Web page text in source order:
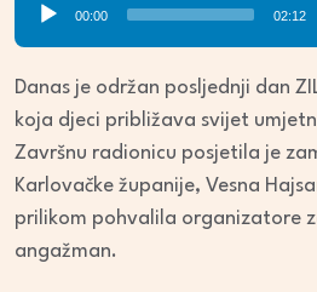
00:00 02:12
Danas je održan posljednji dan
koja djeci približava svijet
Završnu radionicu posjetila je
Karlovačke županije, Vesna
prilikom pohvalila organizatore
angažman.